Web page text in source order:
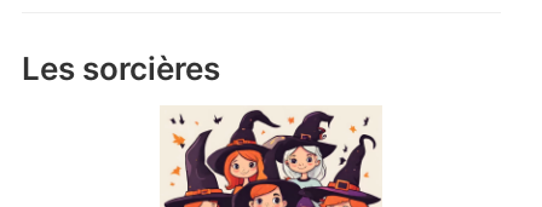
Les sorcières